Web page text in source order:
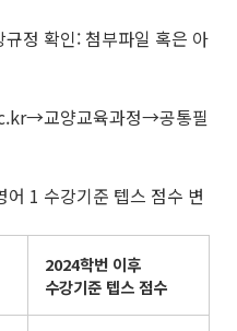
정 확인: 첨부파일 혹은 아
교양교육과정→공통필
1 수강기준 텝스 점수 변
2024학번 이후
수강기준 텝스 점수